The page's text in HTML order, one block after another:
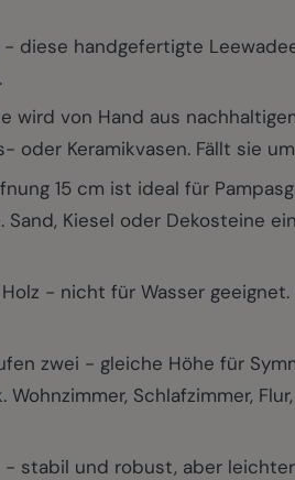
diese handgefertigte
wird von Hand aus
Keramikvasen. Fällt sie
15 cm ist ideal für
Kiesel oder Dekosteine
Holz - nicht für Wasser
zwei - gleiche Höhe für
Schlafzimmer,
- stabil und robust, aber